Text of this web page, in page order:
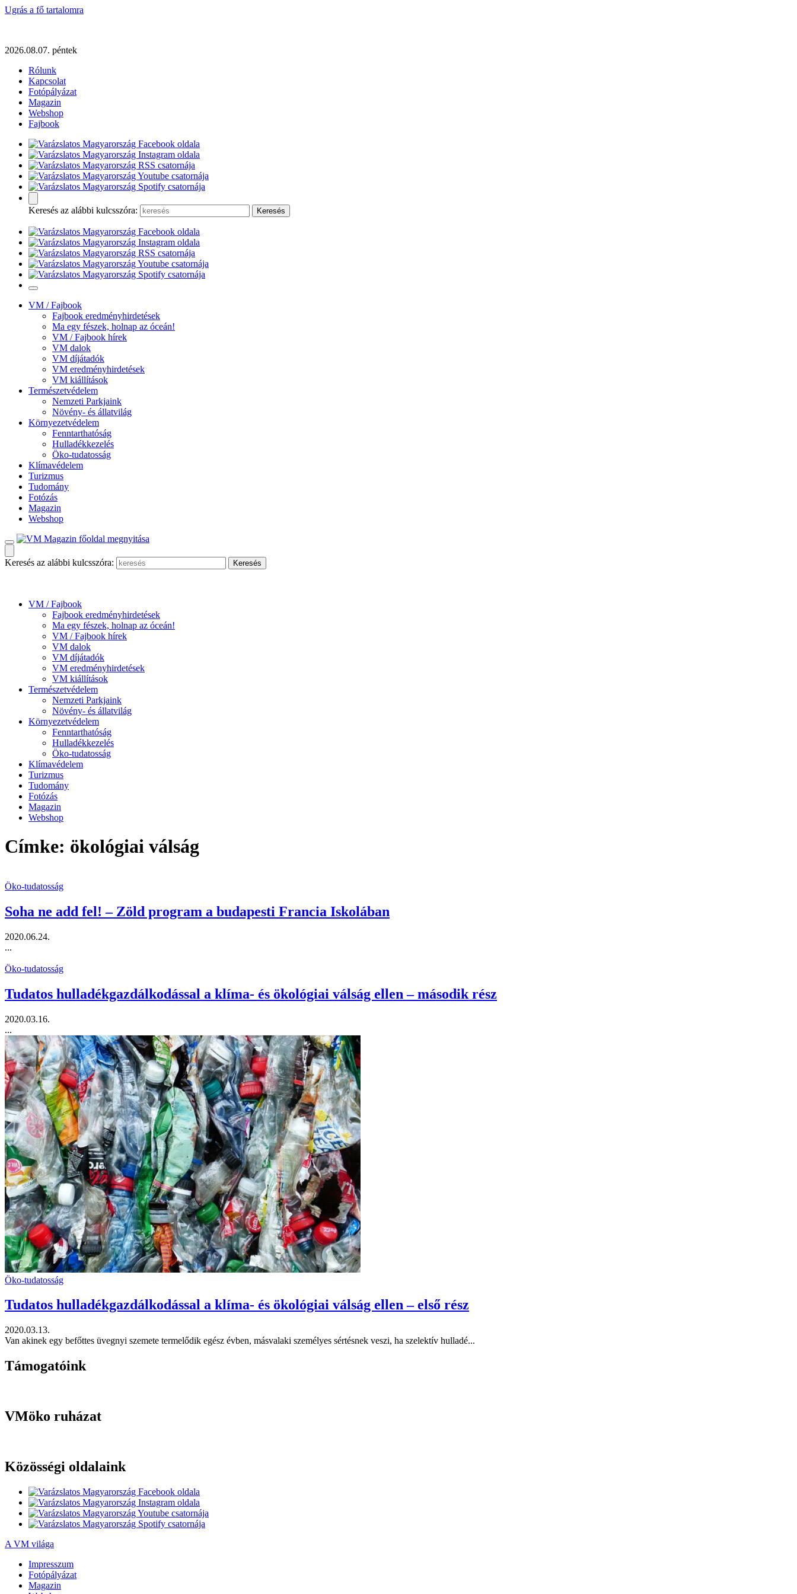
Ugrás a fő tartalomra
2026.08.07. péntek
Rólunk
Kapcsolat
Fotópályázat
Magazin
Webshop
Fajbook
Keresés az alábbi kulcsszóra:
VM / Fajbook
Fajbook eredményhirdetések
Ma egy fészek, holnap az óceán!
VM / Fajbook hírek
VM dalok
VM díjátadók
VM eredményhirdetések
VM kiállítások
Természetvédelem
Nemzeti Parkjaink
Növény- és állatvilág
Környezetvédelem
Fenntarthatóság
Hulladékkezelés
Öko-tudatosság
Klímavédelem
Turizmus
Tudomány
Fotózás
Magazin
Webshop
Keresés az alábbi kulcsszóra:
VM / Fajbook
Fajbook eredményhirdetések
Ma egy fészek, holnap az óceán!
VM / Fajbook hírek
VM dalok
VM díjátadók
VM eredményhirdetések
VM kiállítások
Természetvédelem
Nemzeti Parkjaink
Növény- és állatvilág
Környezetvédelem
Fenntarthatóság
Hulladékkezelés
Öko-tudatosság
Klímavédelem
Turizmus
Tudomány
Fotózás
Magazin
Webshop
Címke: ökológiai válság
Öko-tudatosság
Soha ne add fel! – Zöld program a budapesti Francia Iskolában
2020.06.24.
...
Öko-tudatosság
Tudatos hulladékgazdálkodással a klíma- és ökológiai válság ellen – második rész
2020.03.16.
...
Öko-tudatosság
Tudatos hulladékgazdálkodással a klíma- és ökológiai válság ellen – első rész
2020.03.13.
Van akinek egy befőttes üvegnyi szemete termelődik egész évben, másvalaki személyes sértésnek veszi, ha szelektív hulladé...
Támogatóink
VMöko ruházat
Közösségi oldalaink
A VM világa
Impresszum
Fotópályázat
Magazin